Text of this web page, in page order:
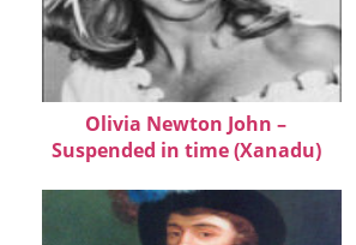
Olivia Newton John –
Suspended in time (Xanadu)